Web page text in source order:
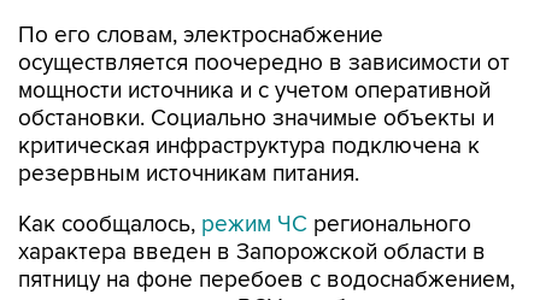
мощности источника и с учетом оперативной
обстановки. Социально значимые объекты и
критическая инфраструктура подключена к
резервным источникам питания.
Как сообщалось,режим ЧСрегионального
пятницу на фоне перебоев с водоснабжением,
вызванных ударами ВСУ по объектам
энергетики.